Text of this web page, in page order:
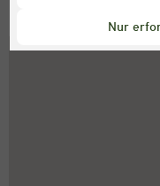
Nur
So finden Sie uns